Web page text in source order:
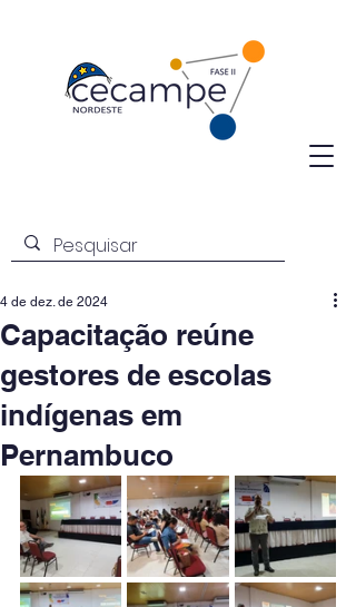
Capacitação reúne
gestores de escolas
indígenas em
Pernambuco
4 de dez. de 2024